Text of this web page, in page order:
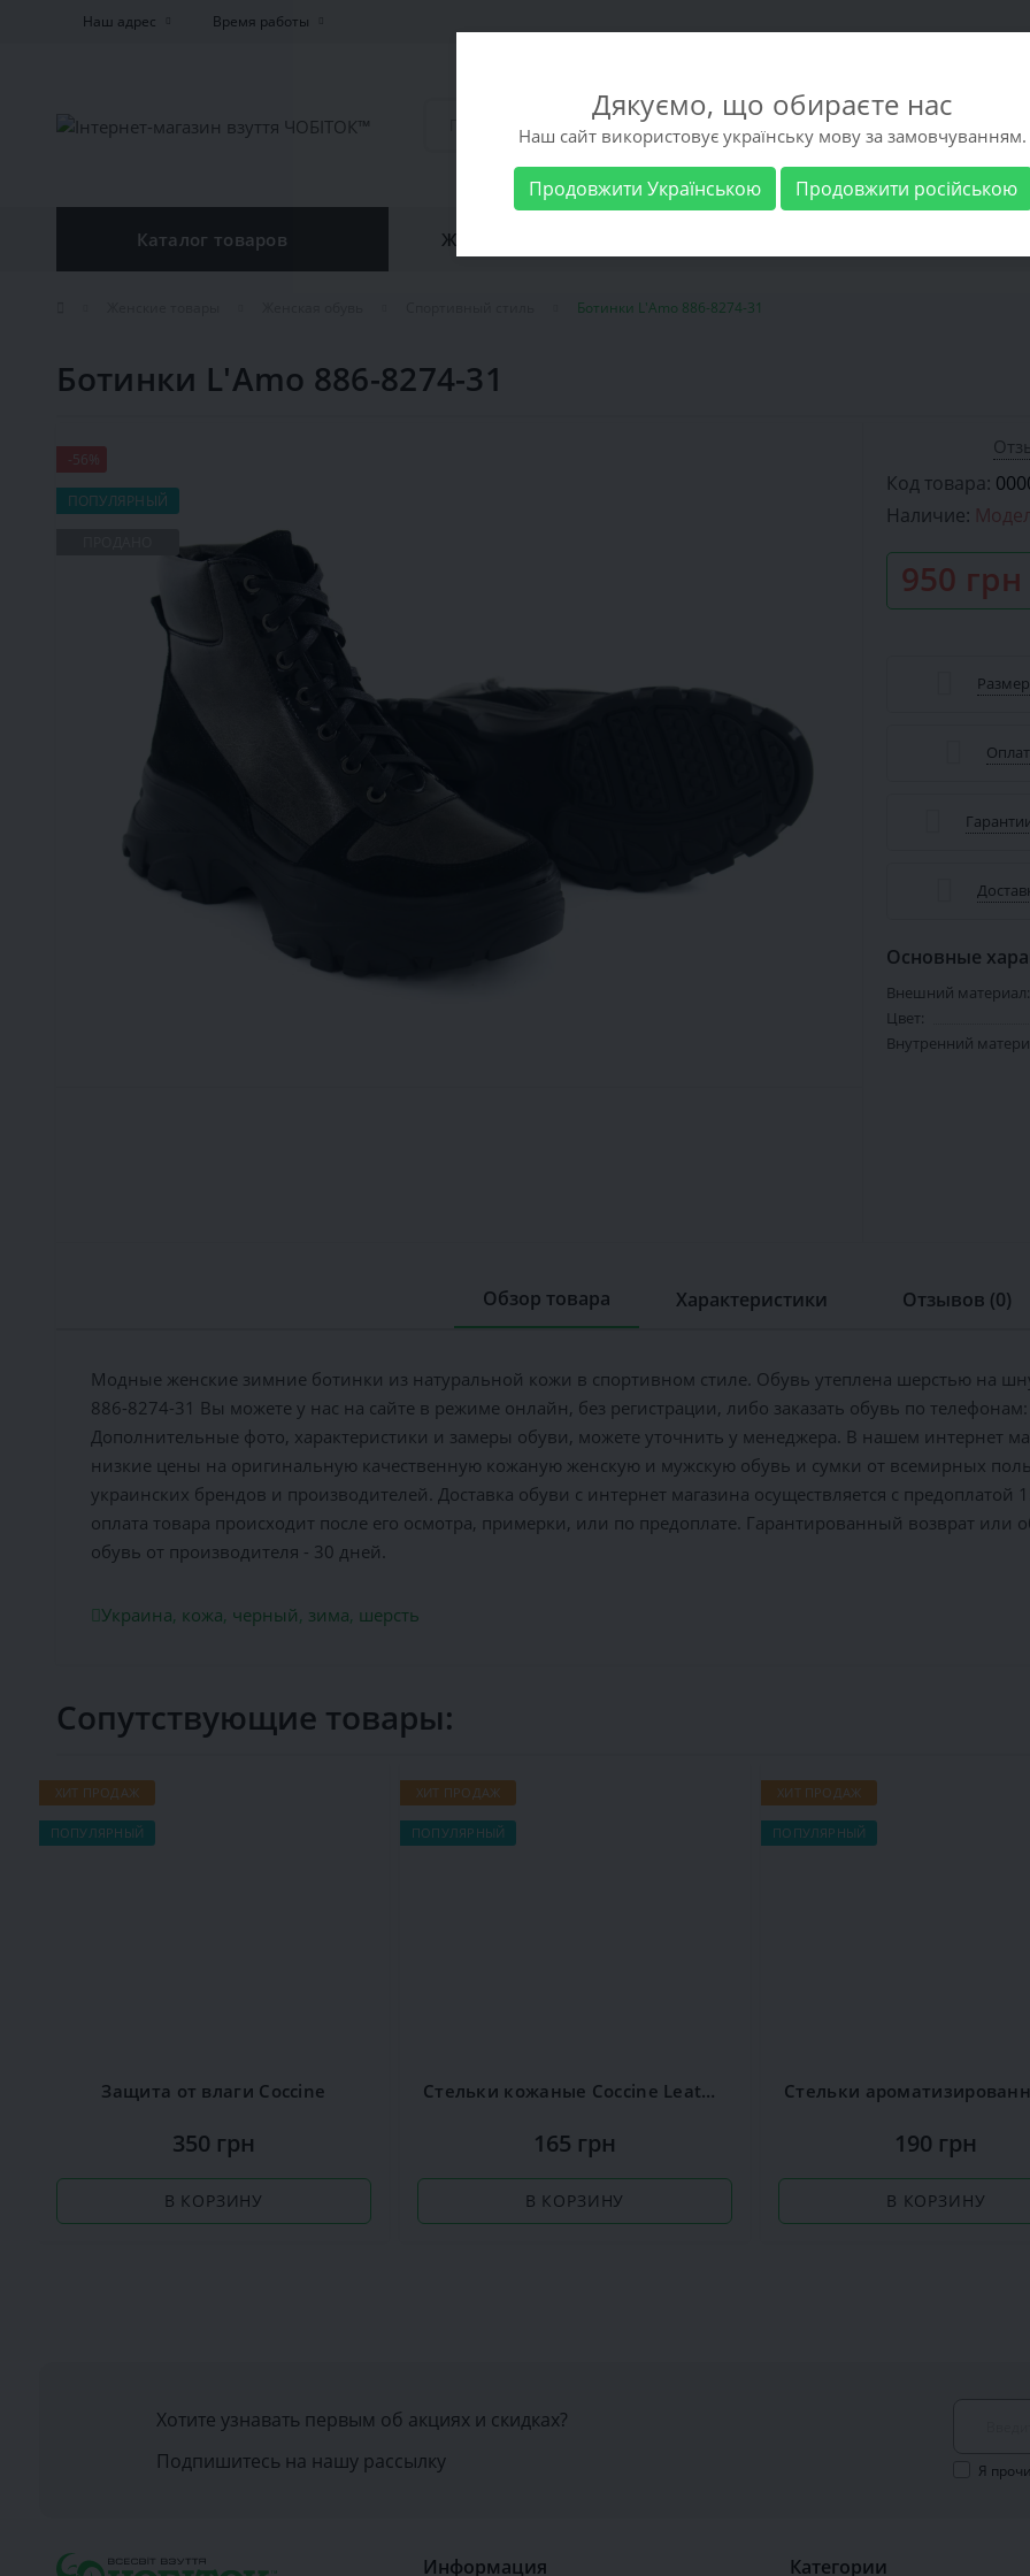
Наш адрес Время работы
Каталог товаров Женская обувь
Ботинки L'Amo 886-8274-31
Ботинки L'Amo 886-8274-31
-56%
ПОПУЛЯРНЫЙ
Код товара:
Наличие:
950 грн
Основные
Внешний материал:
Цвет:
Внутренний
Обзор товара Характеристики Отзывов (0)
Модные женские зимние ботинки из натуральной кожи в спортивном стиле. Обувь утеплена шерстью на
886-8274-31 Вы можете у нас на сайте в режиме онлайн, без регистрации, либо заказать обувь по
Дополнительные фото, характеристики и замеры обуви, можете уточнить у менеджера. В нашем интернет
низкие цены на оригинальную качественную кожаную женскую и мужскую обувь и сумки от всемирных
украинских брендов и производителей. Доставка обуви с интернет магазина осуществляется c
оплата товара происходит после его осмотра, примерки, или по предоплате. Гарантированный возврат или
обувь от производителя - 30 дней.
Украина, кожа, черный, зима, шерсть
Сопутствующие товары:
ХИТ ПРОДАЖ
ПОПУЛЯРНЫЙ
Защита от влаги Сoccine
350 грн
В КОРЗИНУ
ХИТ ПРОДАЖ
ПОПУЛЯРНЫЙ
Стельки кожаные Coccine Leather on Latex
165 грн
В КОРЗИНУ
ХИТ ПРОДАЖ
ПОПУЛЯРНЫЙ
190 грн
В КОРЗИНУ
Хотите узнавать первым об акциях и скидках?
Подпишитесь на нашу рассылку
Я
Информация Категории
Дякуємо, що обираєте нас
Наш сайт використовує українську мову за замовчуванням.
Продовжити Українською Продовжити російською